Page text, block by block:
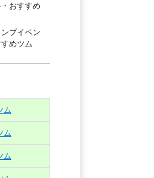
おすすめ
プイベン
めツム
ム
ム
ム